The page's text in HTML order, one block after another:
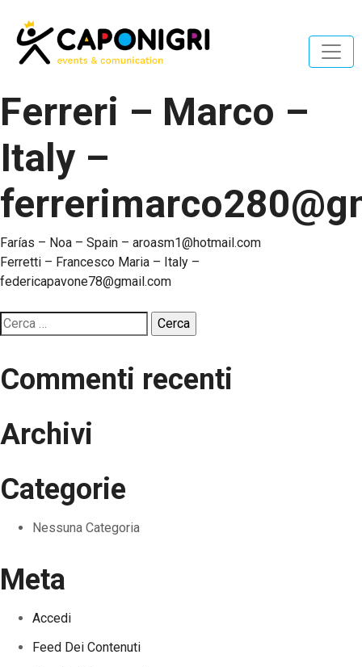
Ferreri – Marco –
Italy –
Navigazione
articoli
Farías – Noa – Spain – aroasm1@hotmail.com
Ferretti – Francesco Maria – Italy –
federicapavone78@gmail.com
Ricerca
per:
Commenti recenti
Archivi
Categorie
Nessuna Categoria
Meta
Accedi
Feed Dei Contenuti